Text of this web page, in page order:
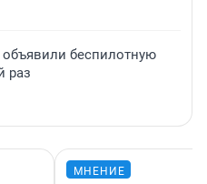
беспилотную
раз
МНЕНИЕ